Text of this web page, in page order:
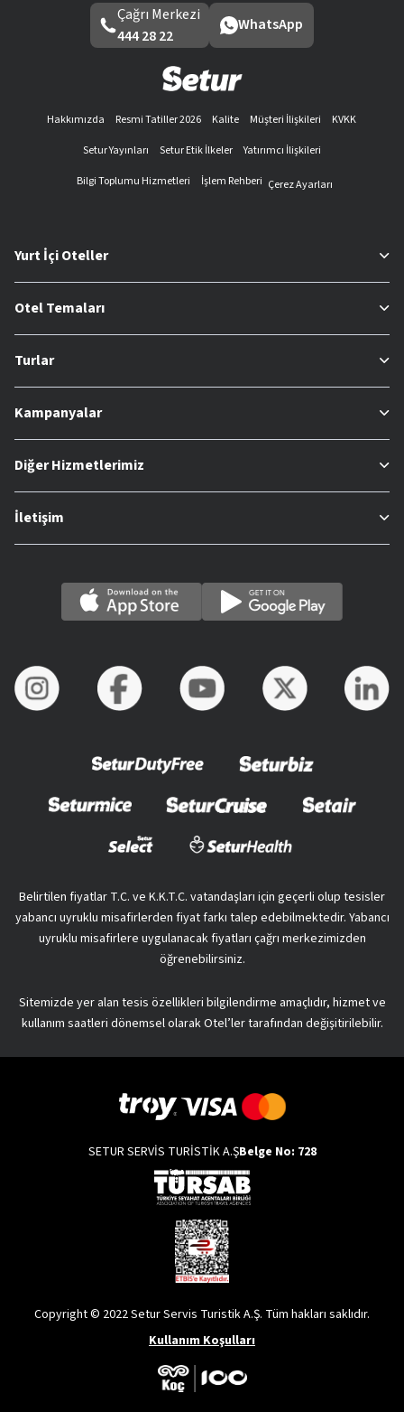
Çağrı Merkezi
444 28 22
WhatsApp
Hakkımızda Resmi Tatiller 2026 Kalite Müşteri İlişkileri
KVKK
Setur Yayınları
Setur Etik İlkeler
Yatırımcı İlişkileri
Bilgi Toplumu Hizmetleri
İşlem Rehberi Çerez Ayarları
Yurt İçi Oteller
Otel Temaları
Turlar
Kampanyalar
Diğer Hizmetlerimiz
İletişim
Belirtilen fiyatlar T.C. ve K.K.T.C. vatandaşları için geçerli olup tesisler
yabancı uyruklu misafirlerden fiyat farkı talep edebilmektedir. Yabancı
uyruklu misafirlere uygulanacak fiyatları çağrı merkezimizden
öğrenebilirsiniz.
Sitemizde yer alan tesis özellikleri bilgilendirme amaçlıdır, hizmet ve
kullanım saatleri dönemsel olarak Otel’ler tarafından değişitirilebilir.
SETUR SERVİS TURİSTİK A.ŞBelge No: 728
Copyright © 2022 Setur Servis Turistik A.Ş. Tüm hakları saklıdır.
Kullanım Koşulları